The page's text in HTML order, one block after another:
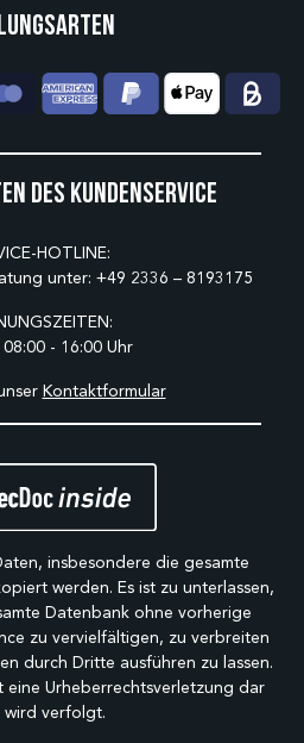
des Kundenservice
HOTLINE:
unter: +49 2336 – 8193175
- 16:00 Uhr
Kontaktformular
insbesondere die gesamte
werden. Es ist zu unterlassen,
Datenbank ohne vorherige
zu vervielfältigen, zu verbreiten
durch Dritte ausführen zu lassen.
eine Urheberrechtsverletzung dar
wird verfolgt.